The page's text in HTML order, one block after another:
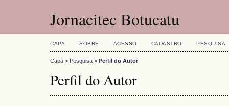
Jornacitec Botucatu
CAPA SOBRE ACESSO CADASTRO PESQUISA
Capa > Pesquisa > Perfil do Autor
Perfil do Autor